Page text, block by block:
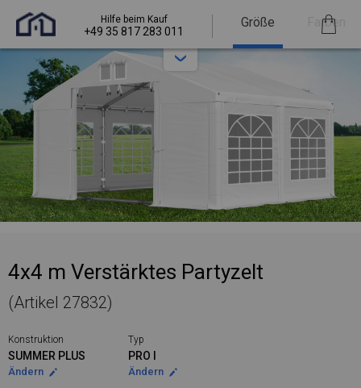
Hilfe beim Kauf
+49 35 817 283 011
Größe Farben
4x4 m Verstärktes Partyzelt
(Artikel 27832)
Konstruktion
SUMMER PLUS
Ändern
Typ
PRO I
Ändern